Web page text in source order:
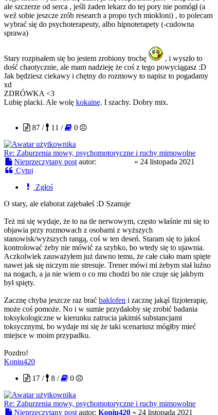
ale szczerze od serca , jeśli żaden lekarz do tej pory nie pomógł (a
weź sobie jeszcze zrób research a propo tych miokloni) , to polecam
wybrać się do psychoterapeuty, albo hipnoterapety (-cudowna
sprawa)
Stary rozpisałem się bo jestem zrobiony trochę
, i wyszło to
dość chaotycznie, ale mam nadzieję że coś z tego powyciągasz :D
Jak będziesz ciekawy i chętny do rozmowy to napisz to pogadamy
xd
ZDRÓWKA <3
Lubię placki. Ale wolę kokainę. I szachy. Dobry mix.
87 /
11 / 0
Re: Zaburzenia mowy, psychomotoryczne i ruchy mimowolne
Nieprzeczytany post autor: » 24 listopada 2021
Cytuj
Zgłoś
O stary, ale elaborat zajebałeś :D Szanuje
Też mi się wydaje, że to na tle nerwowym, często właśnie mi się to
objawia przy rozmowach z osobami z wyższych
stanowisk/wyższych rangą, coś w ten deseń. Staram się to jakoś
kontrolować żeby nie mówić za szybko, bo wtedy się to ujawnia.
Aczkolwiek zauważyłem już dawno temu, że całe ciało mam spięte
nawet jak się niczym nie stresuje. Trener mówi mi żebym stał luźno
na nogach, a ja nie wiem o co mu chodzi bo nie czuje się jakbym
był spięty.
Zacznę chyba jeszcze raz brać baklofen i zacznę jakąś fizjoterapię,
może coś pomoże. No i w sumie przydałoby się zrobić badania
toksykologiczne w kierunku zatrucia jakimiś substancjami
toksycznymi, bo wydaje mi się że taki scenariusz mógłby mieć
miejsce w moim przypadku.
Pozdro!
Koniu420
17 /
8 / 0
Re: Zaburzenia mowy, psychomotoryczne i ruchy mimowolne
Nieprzeczytany post autor: Koniu420» 24 listopada 2021